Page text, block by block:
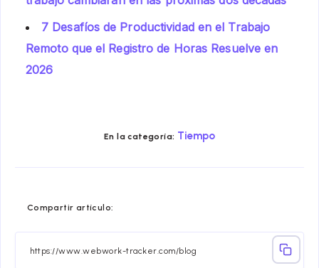
7 Desafíos de Productividad en el Trabajo
Remoto que el Registro de Horas Resuelve en
2026
En la categoría: Tiempo
Compartir artículo:
Email